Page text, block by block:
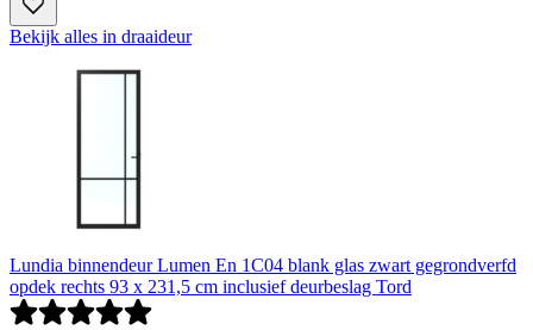
Bekijk alles in draaideur
Lundia binnendeur Lumen En 1C04 blank glas zwart gegrondverfd
opdek rechts 93 x 231,5 cm inclusief deurbeslag Tord